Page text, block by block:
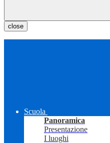
close
Scuola
Panoramica
Presentazione
I luoghi